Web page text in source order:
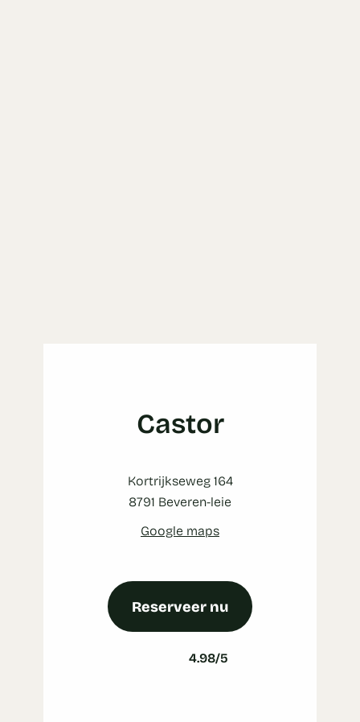
Castor
Kortrijkseweg 164
8791 Beveren-leie
Google maps
Reserveer nu
4.98/5